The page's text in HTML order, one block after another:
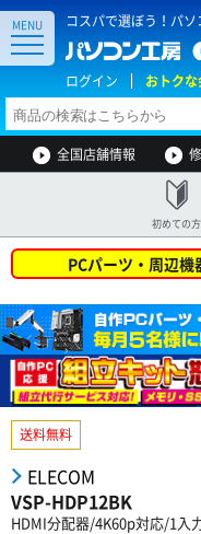
コスパで選ぼう！パソ
ログイン おトクな
MENU
全国店舗情報
初めての方
PCパーツ・周辺
送料無料
ELECOM
VSP-HDP12BK
HDMI分配器/4K60p対応/1入